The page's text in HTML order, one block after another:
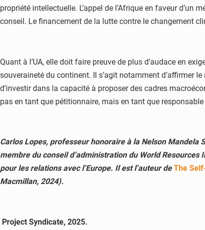
propriété intellectuelle. L’appel de l’Afrique en faveur
conseil. Le financement de la lutte contre le changement
Quant à l’UA, elle doit faire preuve de plus d’audace en
souveraineté du continent. Il s’agit notamment d’affirmer
d’investir dans la capacité à proposer des cadres
pas en tant que pétitionnaire, mais en tant que
Carlos Lopes, professeur honoraire à la Nelson Mandela
membre du conseil d’administration du World
pour les relations avec l’Europe. Il est l’auteur deThe
Macmillan, 2024).
Project Syndicate, 2025.